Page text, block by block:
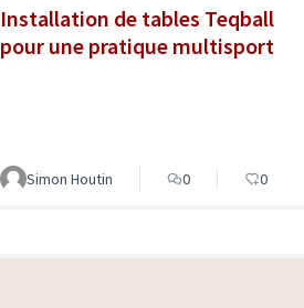
Installation de tables Teqball
pour une pratique multisport
Simon Houtin 0 0